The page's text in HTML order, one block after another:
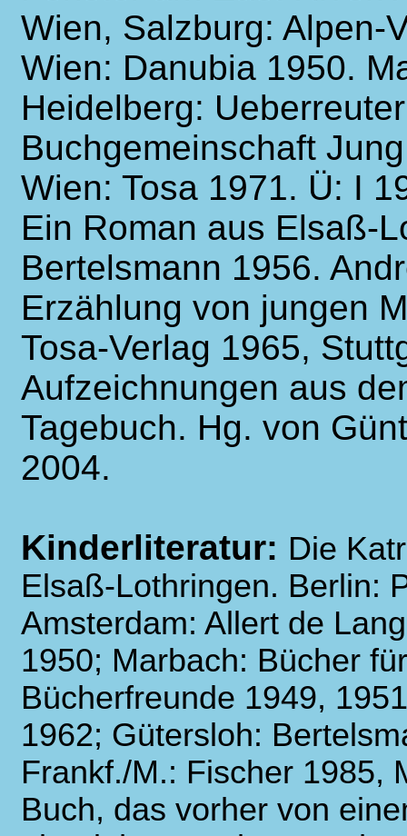
Wien, Salzburg: Alpen-
Wien: Danubia 1950.
Heidelberg:
Buchgemeinschaft
Wien: Tosa 1971. Ü: I
Ein Roman aus Elsaß-
Bertelsmann 1956.
Erzählung von jungen
Tosa-Verlag 1965,
Aufzeichnungen aus
Tagebuch. Hg. von
2004.
Kinderliteratur: Die
Elsaß-Lothringen. Berlin:
Amsterdam: Allert de
1950; Marbach: Bücher
Bücherfreunde 1949,
1962; Gütersloh:
Frankf./M.: Fischer 1985,
Buch, das vorher von